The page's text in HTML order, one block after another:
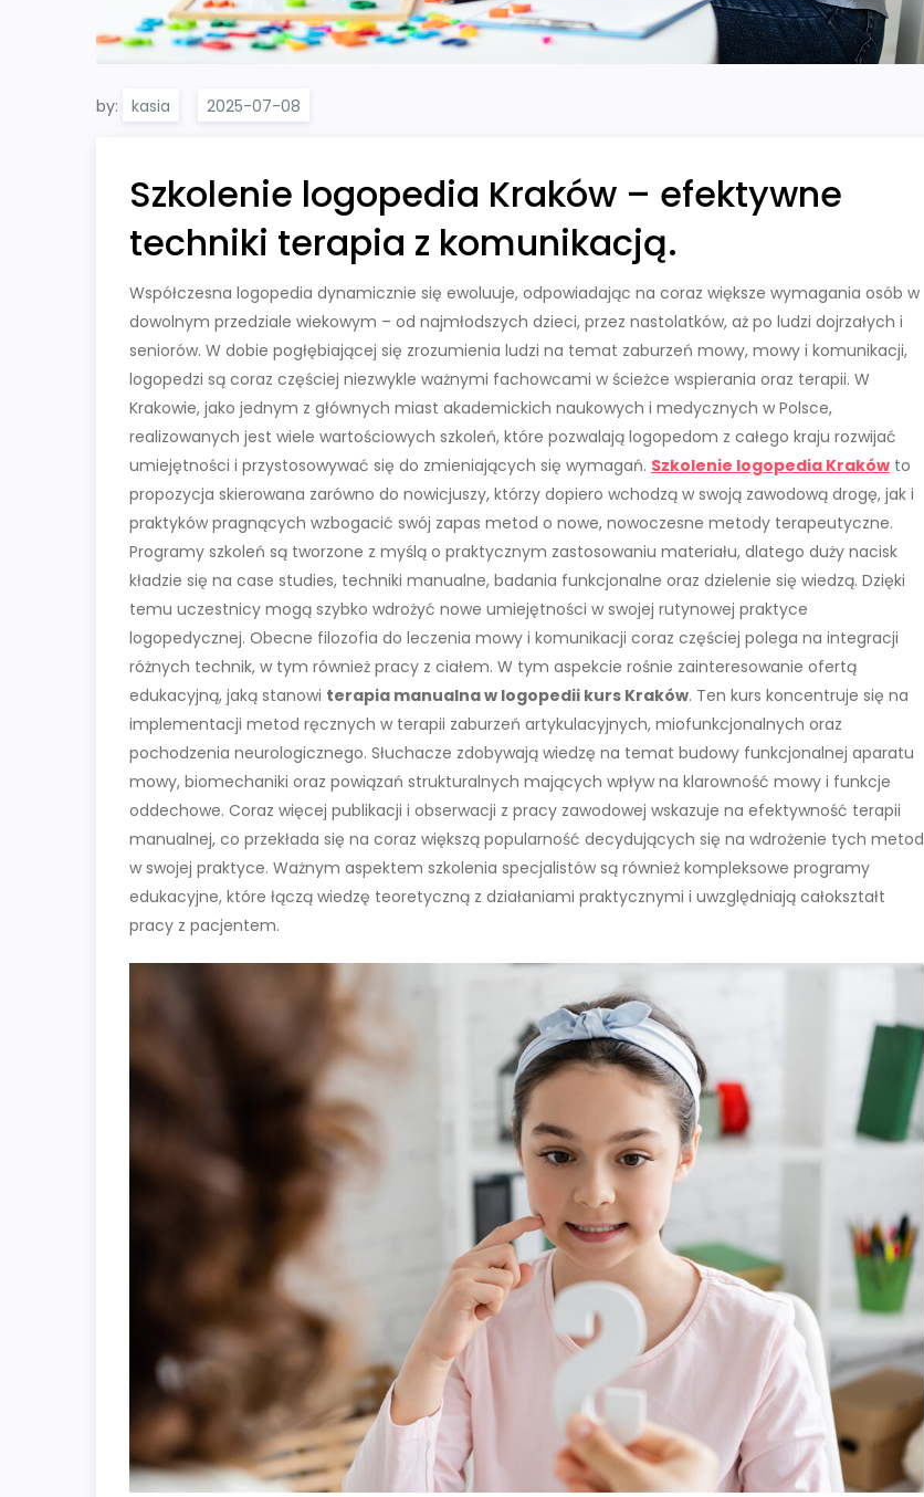
by: kasia
Szkolenie logopedia Kraków – efektywne
techniki terapia z komunikacją.
Współczesna logopedia dynamicznie się ewoluuje, odpowiadając na coraz większe wymagania osób w
dowolnym przedziale wiekowym – od najmłodszych dzieci, przez nastolatków, aż po ludzi dojrzałych i
seniorów. W dobie pogłębiającej się zrozumienia ludzi na temat zaburzeń mowy, mowy i komunikacji,
logopedzi są coraz częściej niezwykle ważnymi fachowcami w ścieżce wspierania oraz terapii. W
Krakowie, jako jednym z głównych miast akademickich naukowych i medycznych w Polsce,
realizowanych jest wiele wartościowych szkoleń, które pozwalają logopedom z całego kraju rozwijać
umiejętności i przystosowywać się do zmieniających się wymagań. Szkolenie logopedia Kraków to
propozycja skierowana zarówno do nowicjuszy, którzy dopiero wchodzą w swoją zawodową drogę, jak i
praktyków pragnących wzbogacić swój zapas metod o nowe, nowoczesne metody terapeutyczne.
Programy szkoleń są tworzone z myślą o praktycznym zastosowaniu materiału, dlatego duży nacisk
kładzie się na case studies, techniki manualne, badania funkcjonalne oraz dzielenie się wiedzą. Dzięki
temu uczestnicy mogą szybko wdrożyć nowe umiejętności w swojej rutynowej praktyce
logopedycznej. Obecne filozofia do leczenia mowy i komunikacji coraz częściej polega na integracji
różnych technik, w tym również pracy z ciałem. W tym aspekcie rośnie zainteresowanie ofertą
edukacyjną, jaką stanowi terapia manualna w logopedii kurs Kraków. Ten kurs koncentruje się na
implementacji metod ręcznych w terapii zaburzeń artykulacyjnych, miofunkcjonalnych oraz
pochodzenia neurologicznego. Słuchacze zdobywają wiedzę na temat budowy funkcjonalnej aparatu
mowy, biomechaniki oraz powiązań strukturalnych mających wpływ na klarowność mowy i funkcje
oddechowe. Coraz więcej publikacji i obserwacji z pracy zawodowej wskazuje na efektywność terapii
manualnej, co przekłada się na coraz większą popularność decydujących się na wdrożenie tych metod
w swojej praktyce. Ważnym aspektem szkolenia specjalistów są również kompleksowe programy
edukacyjne, które łączą wiedzę teoretyczną z działaniami praktycznymi i uwzględniają całokształt
pracy z pacjentem.